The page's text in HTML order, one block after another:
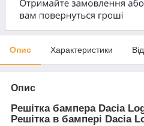
Опис Характеристики
Опис
Решітка бампера Dacia
Решітка в бампері Dacia